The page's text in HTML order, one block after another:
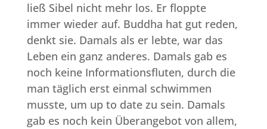
ließ Sibel nicht mehr los. Er floppte
immer wieder auf. Buddha hat gut reden,
denkt sie. Damals als er lebte, war das
Leben ein ganz anderes. Damals gab es
noch keine Informationsfluten, durch die
man täglich erst einmal schwimmen
musste, um up to date zu sein. Damals
gab es noch kein Überangebot von allem,